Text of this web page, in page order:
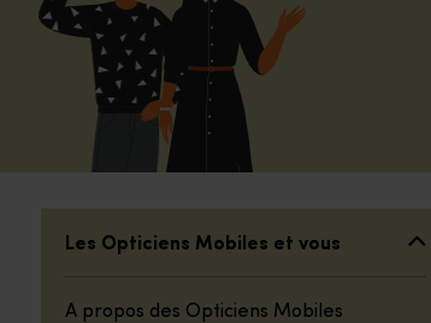
Les Opticiens Mobiles et vous
A propos des Opticiens Mobiles